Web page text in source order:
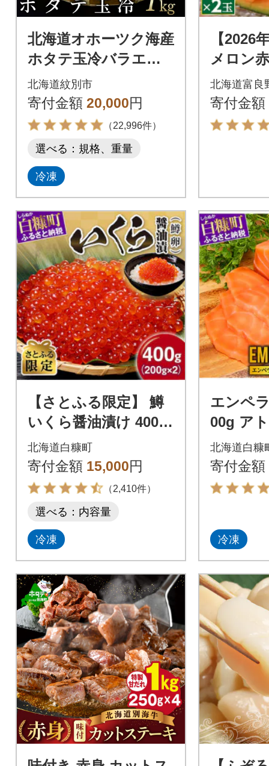
北海道オホーツク海産
ホタテ玉冷バラエテ
ィサイズ(1kg)| 訳あ
り サイズ不揃い ★
北海道紋別市
寄付金額 20,000円
（22,996件）
選べる：規格、重量
冷凍
【2026
メロン
玉(大玉
気のお
ツ
北海道富良
寄付金額
【さとふる限定】 鱒
いくら醤油漬け 400g
(200g×2) 小分けパッ
ク
北海道白糠町
寄付金額 15,000円
（2,410件）
選べる：内容量
冷凍
エンペ
00g ア
クサー
ングサ
た 小分
北海道白糠
寄付金額
冷凍